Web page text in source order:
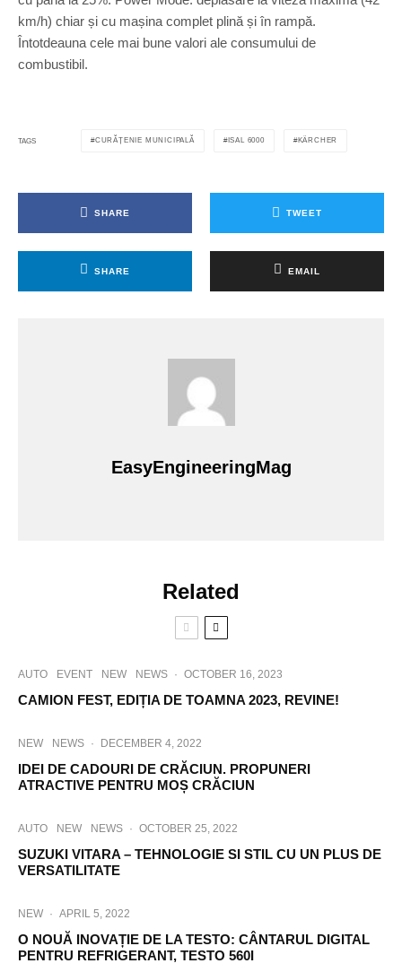
km/h) chiar și cu mașina complet plină și în rampă.
Întotdeauna cele mai bune valori ale consumului de
combustibil.
TAGS CURĂȚENIE MUNICIPALĂ ISAL 6000 KÄRCHER
SHARE TWEET
SHARE EMAIL
EasyEngineeringMag
Related
AUTO EVENT NEW NEWS · OCTOBER 16, 2023
CAMION FEST, EDIȚIA DE TOAMNA 2023, REVINE!
NEW NEWS · DECEMBER 4, 2022
IDEI DE CADOURI DE CRĂCIUN. PROPUNERI
ATRACTIVE PENTRU MOȘ CRĂCIUN
AUTO NEW NEWS · OCTOBER 25, 2022
SUZUKI VITARA – TEHNOLOGIE SI STIL CU UN PLUS DE
VERSATILITATE
NEW · APRIL 5, 2022
O NOUĂ INOVAȚIE DE LA TESTO: CÂNTARUL DIGITAL
PENTRU REFRIGERANT, TESTO 560I